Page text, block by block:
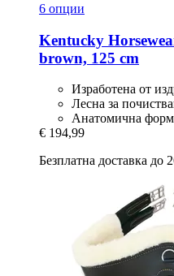
6 опции
Kentucky
brown, 125 cm
Изработена от
Лесна за
Анатомична
€ 194,99
Безплатна доставка до